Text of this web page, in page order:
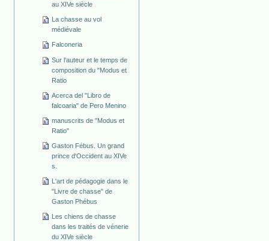
au XIVe siècle
La chasse au vol
médiévale
Falconeria
Sur l'auteur et le temps de
composition du "Modus et
Ratio
Acerca del "Libro de
falcoaria" de Pero Menino
manuscrits de "Modus et
Ratio"
Gaston Fébus. Un grand
prince d'Occident au XIVe
s.
L'art de pédagogie dans le
"Livre de chasse" de
Gaston Phébus
Les chiens de chasse
dans les traités de vénerie
du XIVe siècle